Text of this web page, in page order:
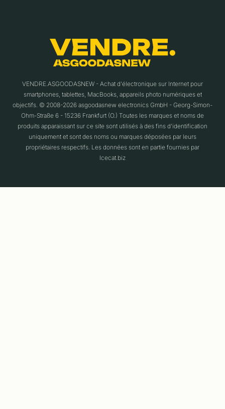
VENDRE.ASGOODASNEW - Achat d'électronique sur Internet pour
smartphones, tablettes, MacBooks, appareils photo numériques et
objectifs. © 2008-2026 asgoodasnew electronics GmbH - Georg-Simon-
Ohm-Straße 6 - 15236 Frankfurt (O.) Toutes les marques et noms de
produits apparaissant sur ce site sont utilisés à des fins d'identification
uniquement et sont des noms ou marques déposées par leurs
propriétaires respectifs. Les données sont en partie fournies par
Icecat.biz